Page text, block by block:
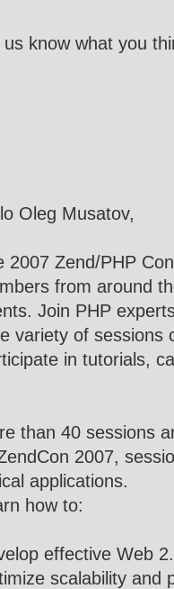
us know what you
Oleg Musatov,
2007 Zend/PHP
from around
Join PHP
variety of sessions
in tutorials,
than 40 sessions
2007,
applications.
how to:
effective Web
scalability and